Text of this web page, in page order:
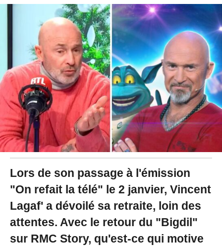
1
/
2
0
4
à
1
5
:
2
4
Lors de son passage à l'émission
"On refait la télé" le 2 janvier, Vincent
Lagaf' a dévoilé sa retraite, loin des
attentes. Avec le retour du "Bigdil"
sur RMC Story, qu'est-ce qui motive